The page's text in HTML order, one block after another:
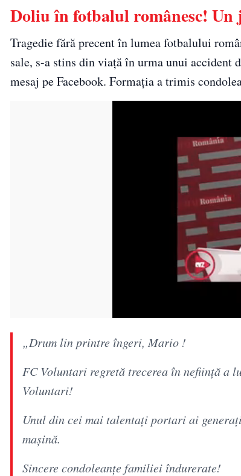
Doliu în fotbalul românesc!
Tragedie fără precent în lumea fotbalului
sale, s-a stins din viață în urma unui accident
mesaj pe Facebook. Formația a trimis
„Drum lin printre îngeri, Mario !
FC Voluntari regretă trecerea în neființă a
Voluntari!
Unul din cei mai talentați portari ai
mașină.
Sincere condoleanțe familiei îndurerate!